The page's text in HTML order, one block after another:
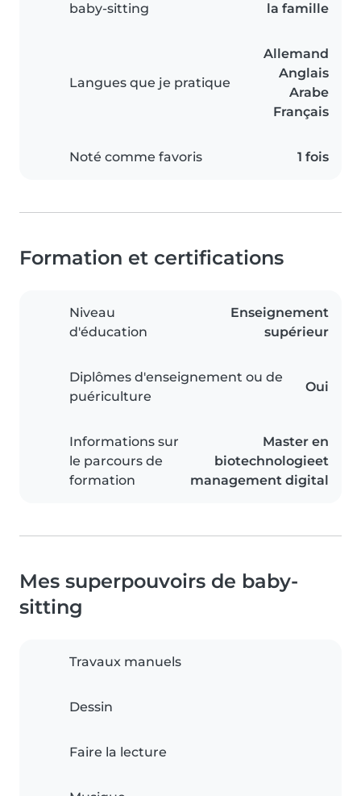
baby-sitting
la famille
Langues que je pratique
Allemand
Anglais
Arabe
Français
Noté comme favoris 1 fois
Formation et certifications
Niveau
d'éducation
Enseignement
supérieur
Diplômes d'enseignement ou de
puériculture
Oui
Informations sur
le parcours de
formation
Master en
biotechnologieet
management digital
Mes superpouvoirs de baby-
sitting
Travaux manuels
Dessin
Faire la lecture